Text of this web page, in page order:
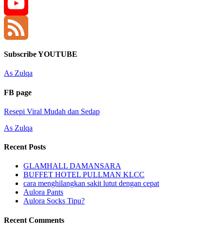
Instagram
YouTube
Channel
Feed
Subscribe YOUTUBE
As Zulqa
FB page
Resepi Viral Mudah dan Sedap
As Zulqa
Recent Posts
GLAMHALL DAMANSARA
BUFFET HOTEL PULLMAN KLCC
cara menghilangkan sakit lutut dengan cepat
Aulora Pants
Aulora Socks Tipu?
Recent Comments